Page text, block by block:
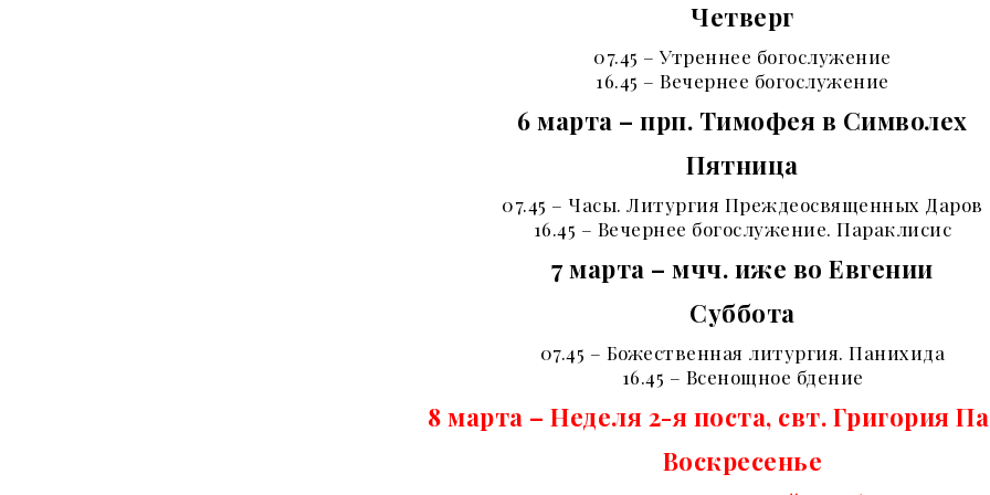
Четверг
07.45 – Утреннее богослужение
16.45 – Вечернее богослужение
6 марта – прп. Тимофея в Символех
Пятница
07.45 – Часы. Литургия Преждеосвященных Даров
16.45 – Вечернее богослужение. Параклисис
7 марта – мчч. иже во Евгении
Суббота
07.45 – Божественная литургия. Панихида
16.45 – Всенощное бдение
8 марта – Неделя 2-я поста, свт. Григория
Воскресенье